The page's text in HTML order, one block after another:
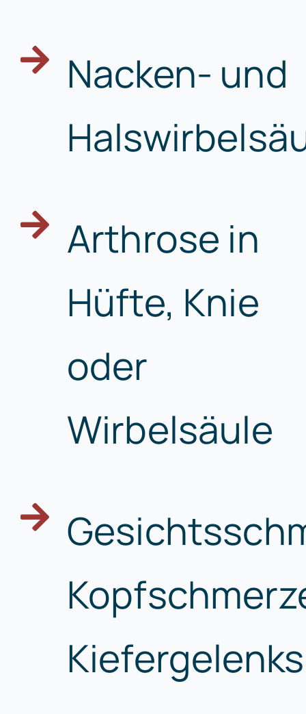
Nacken- und
Arthrose in
Hüfte, Knie
oder
Wirbelsäule